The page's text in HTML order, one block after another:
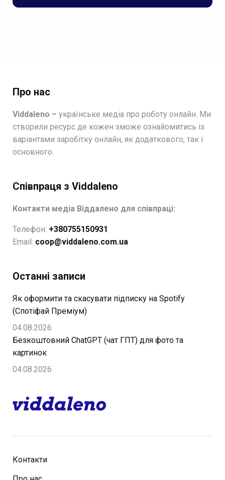
Про нас
Viddaleno – українське медіа про роботу онлайн. Ми
створили ресурс де кожен зможе ознайомитись із
варіантами заробітку онлайн, як додаткового, так і
основного.
Співпраця з Viddaleno
Контакти медіа Віддалено для співпраці:
Телефон: +380755150931
Email: coop@viddaleno.com.ua
Останні записи
Як оформити та скасувати підписку на Spotify
(Спотіфай Преміум)
04.08.2026
Безкоштовний ChatGPT (чат ГПТ) для фото та
картинок
04.08.2026
Контакти